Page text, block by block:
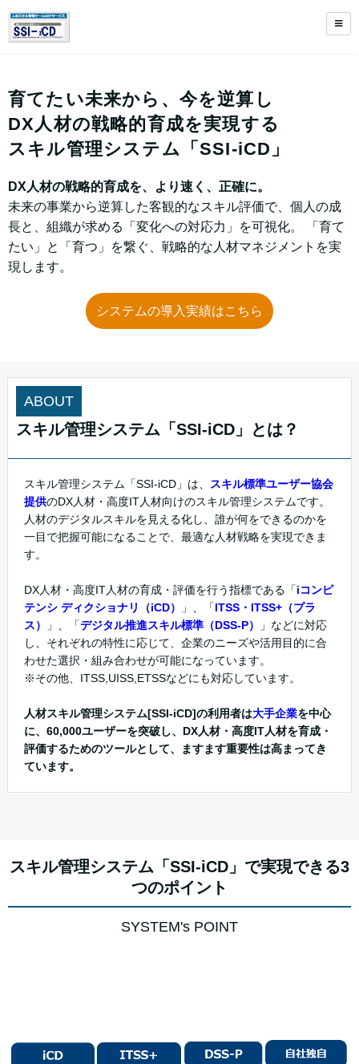
育てたい未来から、今を逆算し
DX人材の戦略的育成を実現する
スキル管理システム「SSI-iCD」
DX人材の戦略的育成を、より速く、正確に。
未来の事業から逆算した客観的なスキル評価で、個人の成
長と、組織が求める「変化への対応力」を可視化。 「育て
たい」と「育つ」を繋ぐ、戦略的な人材マネジメントを実
現します。
システムの導入実績はこちら
ABOUT
スキル管理システム「SSI-iCD」とは？
スキル管理システム「SSI-iCD」は、
スキル標準ユーザー協会
提供のDX人材・高度IT人材向けのスキル管理システムです。
人材のデジタルスキルを見える化し、誰が何をできるのかを
一目で把握可能になることで、最適な人材戦略を実現できま
す。
DX人材・高度IT人材の育成・評価を行う指標である「iコンピ
テンシ ディクショナリ（iCD）
」、「ITSS・ITSS+（プラ
ス）
」、「デジタル推進スキル標準（DSS-P）
」などに対応
し、それぞれの特性に応じて、企業のニーズや活用目的に合
わせた選択・組み合わせが可能になっています。
※その他、ITSS,UISS,ETSSなどにも対応しています。
人材スキル管理システム[SSI-iCD]の利用者は大手企業を中心
に、60,000ユーザーを突破し、DX人材・高度IT人材を育成・
評価するためのツールとして、ますます重要性は高まってき
ています。
スキル管理システム「SSI-iCD」で実現できる3
つのポイント
SYSTEM's POINT